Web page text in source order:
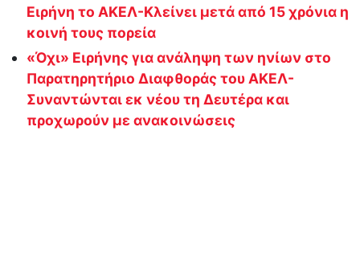
Ειρήνη το ΑΚΕΛ-Κλείνει μετά από 15 χρόνια η
κοινή τους πορεία
«Όχι» Ειρήνης για ανάληψη των ηνίων στο
Παρατηρητήριο Διαφθοράς του ΑΚΕΛ-
Συναντώνται εκ νέου τη Δευτέρα και
προχωρούν με ανακοινώσεις